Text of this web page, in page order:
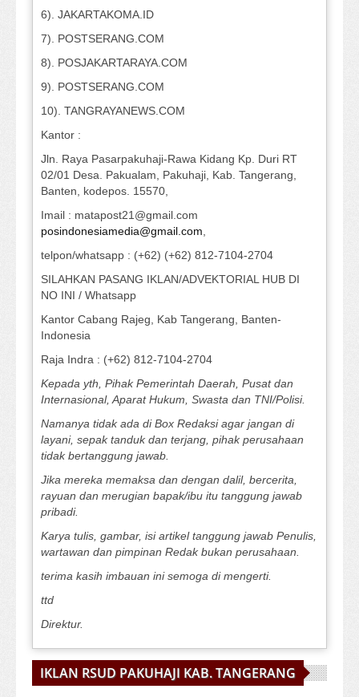
6). JAKARTAKOMA.ID
7). POSTSERANG.COM
8). POSJAKARTARAYA.COM
9). POSTSERANG.COM
10). TANGRAYANEWS.COM
Kantor :
Jln. Raya Pasarpakuhaji-Rawa Kidang Kp. Duri RT
02/01 Desa. Pakualam, Pakuhaji, Kab. Tangerang,
Banten, kodepos. 15570,
Imail : matapost21@gmail.com
posindonesiamedia@gmail.com,
telpon/whatsapp : (+62) (+62) 812-7104-2704
SILAHKAN PASANG IKLAN/ADVEKTORIAL HUB DI
NO INI / Whatsapp
Kantor Cabang Rajeg, Kab Tangerang, Banten-
Indonesia
Raja Indra : (+62) 812-7104-2704
Kepada yth, Pihak Pemerintah Daerah, Pusat dan
Internasional, Aparat Hukum, Swasta dan TNI/Polisi.
Namanya tidak ada di Box Redaksi agar jangan di
layani, sepak tanduk dan terjang, pihak perusahaan
tidak bertanggung jawab.
Jika mereka memaksa dan dengan dalil, bercerita,
rayuan dan merugian bapak/ibu itu tanggung jawab
pribadi.
Karya tulis, gambar, isi artikel tanggung jawab Penulis,
wartawan dan pimpinan Redak bukan perusahaan.
terima kasih imbauan ini semoga di mengerti.
ttd
Direktur.
IKLAN RSUD PAKUHAJI KAB. TANGERANG